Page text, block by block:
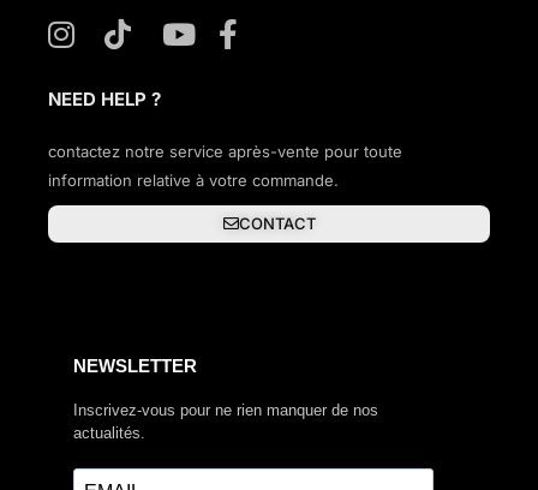
NEED HELP ?
contactez notre service après-vente pour toute
information relative à votre commande.
CONTACT
NEWSLETTER
Inscrivez-vous pour ne rien manquer de nos
actualités.